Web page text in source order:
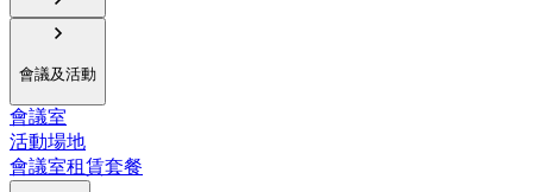
會議及活動
會議室
活動場地
會議室租賃套餐